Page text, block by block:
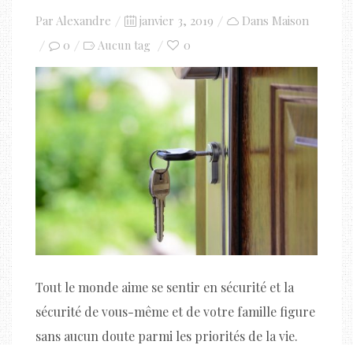
Par Alexandre
Posted
on
janvier 3, 2019 Dans Maison
0
Aucun tag 0
Tout le monde aime se sentir en sécurité et la
sécurité de vous-même et de votre famille figure
sans aucun doute parmi les priorités de la vie.